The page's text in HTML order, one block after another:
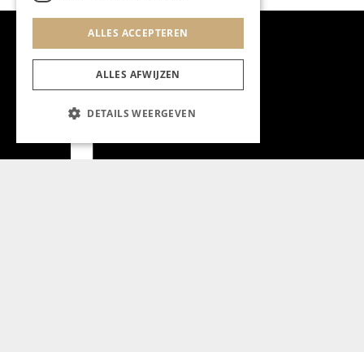
ALLES ACCEPTEREN
ALLES AFWIJZEN
DETAILS WEERGEVEN